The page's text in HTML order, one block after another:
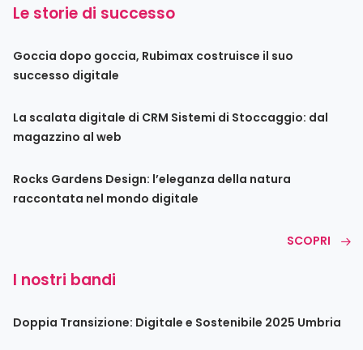
Le storie di successo
Goccia dopo goccia, Rubimax costruisce il suo
successo digitale
La scalata digitale di CRM Sistemi di Stoccaggio: dal
magazzino al web
Rocks Gardens Design: l’eleganza della natura
raccontata nel mondo digitale
SCOPRI
I nostri bandi
Doppia Transizione: Digitale e Sostenibile 2025 Umbria